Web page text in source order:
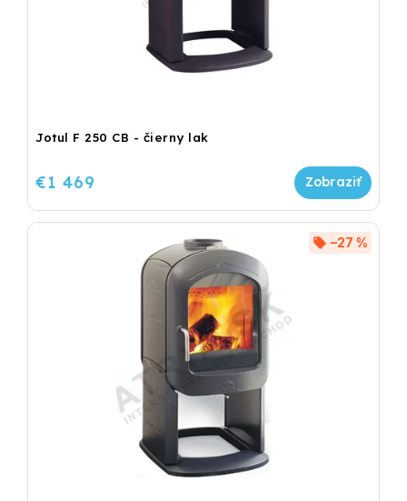
Jotul F 250 CB - čierny lak
€1 469
–27 %